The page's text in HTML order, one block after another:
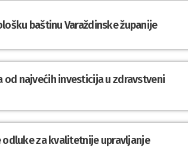
baštinu Varaždinske županije
najvećih investicija u zdravstveni
odluke za kvalitetnije upravljanje